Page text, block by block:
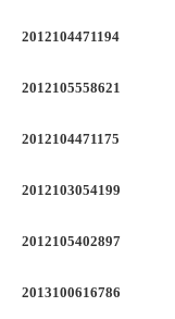
2012104471194
2012105558621
2012104471175
2012103054199
2012105402897
2013100616786